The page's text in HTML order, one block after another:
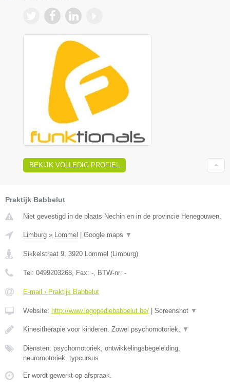
BEKIJK VOLLEDIG PROFIEL
Praktijk Babbelut
Niet gevestigd in de plaats Nechin en in de provincie Henegouwen.
Limburg » Lommel Google maps ▼
Sikkelstraat 9, 3920 Lommel (Limburg)
Tel: 0499203268, Fax: -, BTW-nr: -
E-mail › Praktijk Babbelut
Website: http://www.logopediebabbelut.be/ Screenshot ▼
Kinesitherapie voor kinderen. Zowel psychomotoriek, ▼
Diensten: psychomotoriek, ontwikkelingsbegeleiding,
neuromotoriek, typcursus
Er wordt gewerkt op afspraak.